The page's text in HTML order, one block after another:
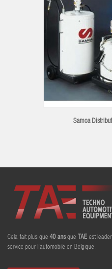
Samoa
Cela fait plus que40ansque TAEest
service pour l'automobile en Belgique.